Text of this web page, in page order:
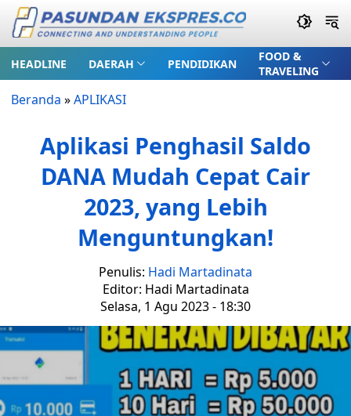
HEADLINE DAERAH PENDIDIKAN
FOOD &
TRAVELING
Beranda »APLIKASI
Aplikasi Penghasil Saldo
DANA Mudah Cepat Cair
2023, yang Lebih
Menguntungkan!
Penulis: Hadi Martadinata
Editor: Hadi Martadinata
Selasa, 1 Agu 2023 - 18:30